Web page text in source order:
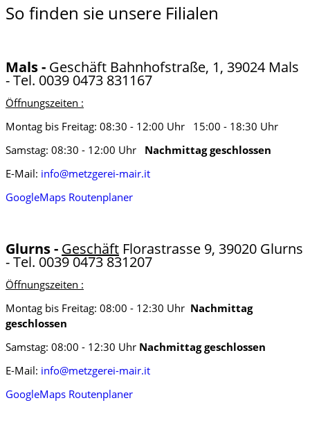
So finden sie unsere Filialen
Mals - Geschäft Bahnhofstraße, 1, 39024 Mals
- Tel. 0039 0473 831167
Öffnungszeiten :
Montag bis Freitag: 08:30 - 12:00 Uhr 15:00 - 18:30 Uhr
Samstag: 08:30 - 12:00 Uhr Nachmittag geschlossen
E-Mail: info@metzgerei-mair.it
GoogleMaps Routenplaner
Glurns - Geschäft Florastrasse 9, 39020 Glurns
- Tel. 0039 0473 831207
Öffnungszeiten :
Montag bis Freitag: 08:00 - 12:30 Uhr Nachmittag
geschlossen
Samstag: 08:00 - 12:30 Uhr Nachmittag geschlossen
E-Mail: info@metzgerei-mair.it
GoogleMaps Routenplaner